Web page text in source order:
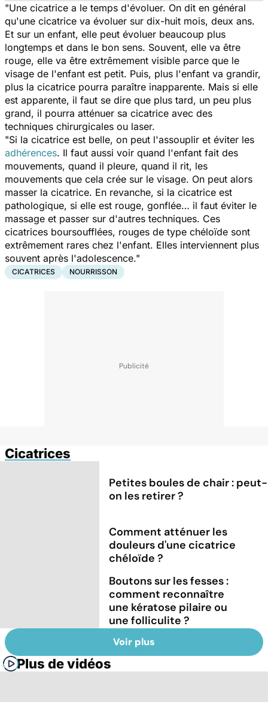
"Une cicatrice a le temps d'évoluer. On dit en général
qu'une cicatrice va évoluer sur dix-huit mois, deux ans.
Et sur un enfant, elle peut évoluer beaucoup plus
longtemps et dans le bon sens. Souvent, elle va être
rouge, elle va être extrêmement visible parce que le
visage de l'enfant est petit. Puis, plus l'enfant va grandir,
plus la cicatrice pourra paraître inapparente. Mais si elle
est apparente, il faut se dire que plus tard, un peu plus
grand, il pourra atténuer sa cicatrice avec des
techniques chirurgicales ou laser.
"Si la cicatrice est belle, on peut l'assouplir et éviter les
adhérences. Il faut aussi voir quand l'enfant fait des
mouvements, quand il pleure, quand il rit, les
mouvements que cela crée sur le visage. On peut alors
masser la cicatrice. En revanche, si la cicatrice est
pathologique, si elle est rouge, gonflée… il faut éviter le
massage et passer sur d'autres techniques. Ces
cicatrices boursoufflées, rouges de type chéloïde sont
extrêmement rares chez l'enfant. Elles interviennent plus
souvent après l'adolescence."
CICATRICES NOURRISSON
Cicatrices
Petites boules de chair : peut-
on les retirer ?
Comment atténuer les
douleurs d'une cicatrice
chéloïde ?
Boutons sur les fesses :
comment reconnaître
une kératose pilaire ou
une folliculite ?
Voir plus
Plus de vidéos